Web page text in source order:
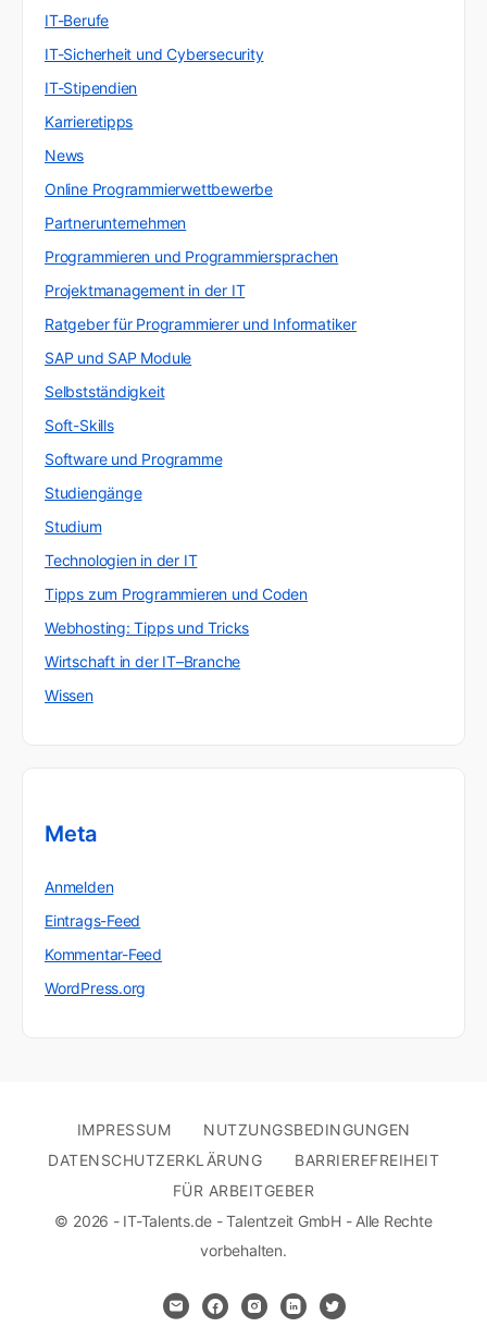
IT-Berufe
IT-Sicherheit und Cybersecurity
IT-Stipendien
Karrieretipps
News
Online Programmierwettbewerbe
Partnerunternehmen
Programmieren und Programmiersprachen
Projektmanagement in der IT
Ratgeber für Programmierer und Informatiker
SAP und SAP Module
Selbstständigkeit
Soft-Skills
Software und Programme
Studiengänge
Studium
Technologien in der IT
Tipps zum Programmieren und Coden
Webhosting: Tipps und Tricks
Wirtschaft in der IT–Branche
Wissen
Meta
Anmelden
Eintrags-Feed
Kommentar-Feed
WordPress.org
IMPRESSUM
NUTZUNGSBEDINGUNGEN
DATENSCHUTZERKLÄRUNG
BARRIEREFREIHEIT
FÜR ARBEITGEBER
© 2026 - IT-Talents.de - Talentzeit GmbH - Alle Rechte
vorbehalten.